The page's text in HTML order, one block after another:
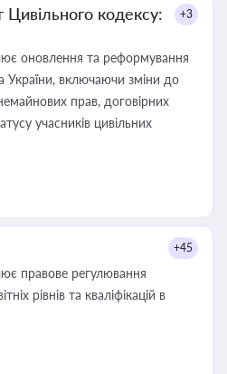
кодексу:
+3
оновлення та реформування
України, включаючи зміни до
прав, договірних
учасників цивільних
+45
правове регулювання
рівнів та кваліфікацій в